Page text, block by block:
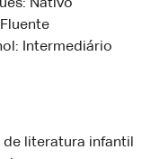
Nativo
Intermediário
de literatura infantil